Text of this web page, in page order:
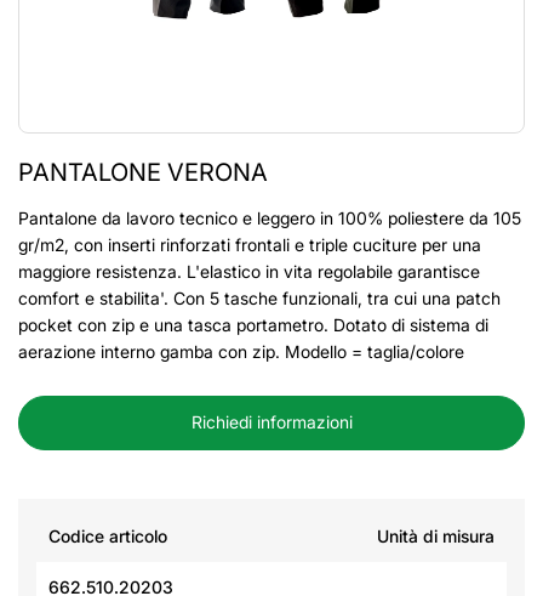
PANTALONE VERONA
Pantalone da lavoro tecnico e leggero in 100% poliestere da 105
gr/m2, con inserti rinforzati frontali e triple cuciture per una
maggiore resistenza. L'elastico in vita regolabile garantisce
comfort e stabilita'. Con 5 tasche funzionali, tra cui una patch
pocket con zip e una tasca portametro. Dotato di sistema di
aerazione interno gamba con zip. Modello = taglia/colore
Richiedi informazioni
Codice articolo Unità di misura
662.510.20203